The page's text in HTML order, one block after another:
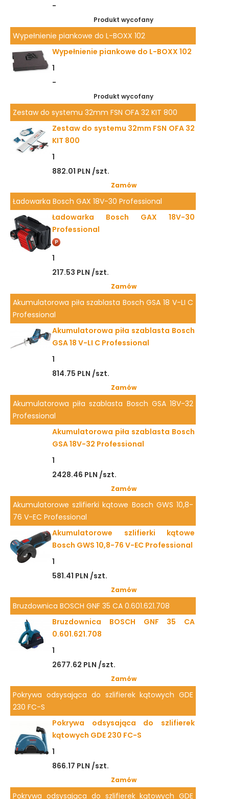
-
Produkt wycofany
Wypełnienie piankowe do L-BOXX 102
Wypełnienie piankowe do L-BOXX 102
1
-
Produkt wycofany
Zestaw do systemu 32mm FSN OFA 32 KIT 800
Zestaw do systemu 32mm FSN OFA 32
KIT 800
1
882.01 PLN /szt.
Zamów
Ładowarka Bosch GAX 18V-30 Professional
Ładowarka Bosch GAX 18V-30
Professional
1
217.53 PLN /szt.
Zamów
Akumulatorowa piła szablasta Bosch GSA 18 V-LI C
Professional
Akumulatorowa piła szablasta Bosch
GSA 18 V-LI C Professional
1
814.75 PLN /szt.
Zamów
Akumulatorowa piła szablasta Bosch GSA 18V-32
Professional
Akumulatorowa piła szablasta Bosch
GSA 18V-32 Professional
1
2428.46 PLN /szt.
Zamów
Akumulatorowe szlifierki kątowe Bosch GWS 10,8-
76 V-EC Professional
Akumulatorowe szlifierki kątowe
Bosch GWS 10,8-76 V-EC Professional
1
581.41 PLN /szt.
Zamów
Bruzdownica BOSCH GNF 35 CA 0.601.621.708
Bruzdownica BOSCH GNF 35 CA
0.601.621.708
1
2677.62 PLN /szt.
Zamów
Pokrywa odsysająca do szlifierek kątowych GDE
230 FC-S
Pokrywa odsysająca do szlifierek
kątowych GDE 230 FC-S
1
866.17 PLN /szt.
Zamów
Pokrywa odsysająca do szlifierek kątowych GDE